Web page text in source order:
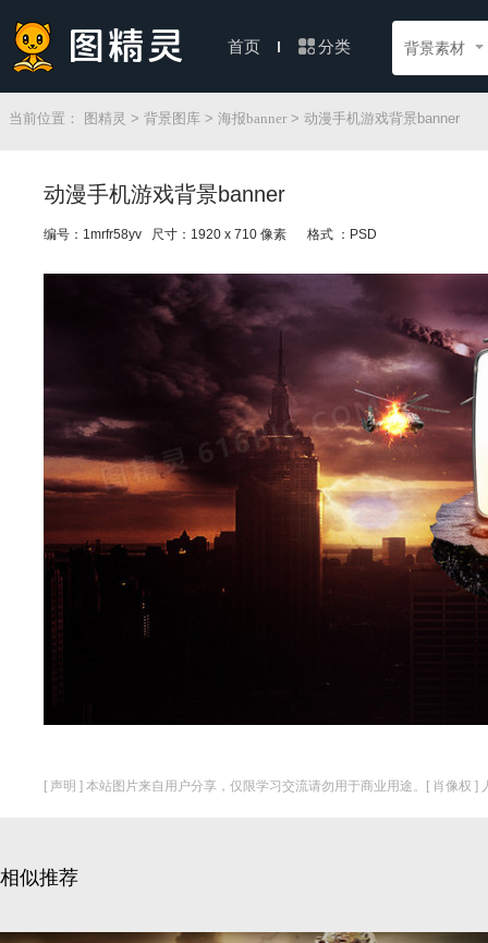
首页 分类 背景素材
当前位置： 图精灵 > 背景图库 > 海报banner > 动漫手机游戏背景banner
动漫手机游戏背景banner
编号：1mrfr58yv 尺寸：1920 x 710 像素 格式 ：PSD
[ 声明 ] 本站图片来自用户分享，仅限学习交流请勿用于商业用途。[ 肖像权 ]
相似推荐